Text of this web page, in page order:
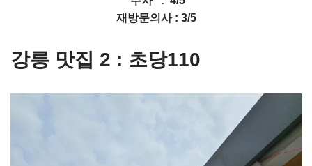
재방문의사 : 3/5
강릉 맛집 2 : 초당110